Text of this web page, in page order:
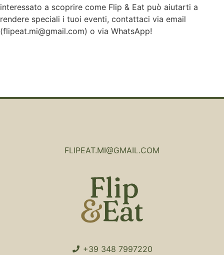
interessato a scoprire come Flip & Eat può aiutarti a
rendere speciali i tuoi eventi, contattaci via email
(flipeat.mi@gmail.com) o via WhatsApp!
FLIPEAT.MI@GMAIL.COM
+39 348 7997220